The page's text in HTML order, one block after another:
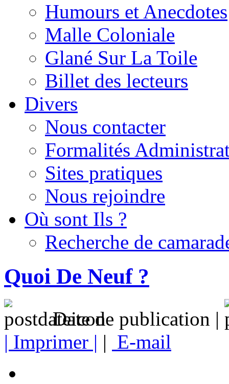
Humours et Anecdotes
Malle Coloniale
Glané Sur La Toile
Billet des lecteurs
Divers
Nous contacter
Formalités
Sites pratiques
Nous rejoindre
Où sont Ils ?
Recherche de
Quoi De Neuf ?
Date de publication |
| Imprimer | | E-mail